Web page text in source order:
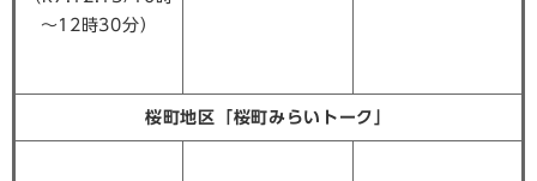
～12時30分）
桜町地区「桜町みらいトーク」